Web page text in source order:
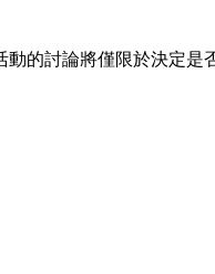
的討論將僅限於決定是